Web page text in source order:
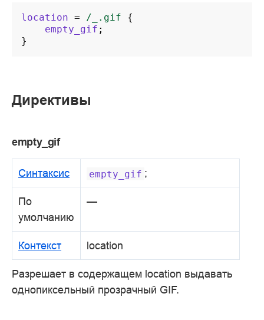
location = /_.gif
{
empty_gif ;
}
Директивы
empty_gif
Синтаксис empty_gif ;
По
умолчанию
—
Контекст location
Разрешает в содержащем location выдавать
однопиксельный прозрачный GIF.